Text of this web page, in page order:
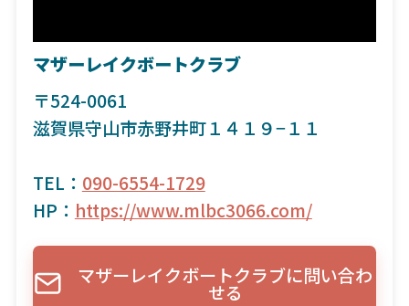
マザーレイクボートクラブ
〒524-0061
滋賀県守山市赤野井町１４１９−１１
TEL： 090-6554-1729
HP： https://www.mlbc3066.com/
マザーレイクボートクラブに問い合わ
せる